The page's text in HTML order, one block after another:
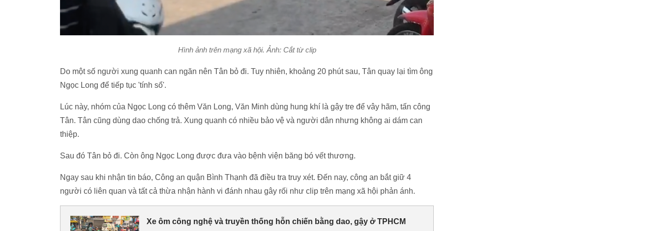
Hình ảnh trên mạng xã hội. Ảnh: Cắt từ clip
Do một số người xung quanh can ngăn nên Tân bỏ đi. Tuy nhiên, khoảng 20 phút sau, Tân quay lại tìm ông
Ngọc Long để tiếp tục 'tính sổ'.
Lúc này, nhóm của Ngọc Long có thêm Văn Long, Văn Minh dùng hung khí là gậy tre để vây hãm, tấn công
Tân. Tân cũng dùng dao chống trả. Xung quanh có nhiều bảo vệ và người dân nhưng không ai dám can
thiệp.
Sau đó Tân bỏ đi. Còn ông Ngọc Long được đưa vào bệnh viện băng bó vết thương.
Ngay sau khi nhận tin báo, Công an quận Bình Thạnh đã điều tra truy xét. Đến nay, công an bắt giữ 4
người có liên quan và tất cả thừa nhận hành vi đánh nhau gây rối như clip trên mạng xã hội phản ánh.
Xe ôm công nghệ và truyền thống hỗn chiến bằng dao, gậy ở TPHCM